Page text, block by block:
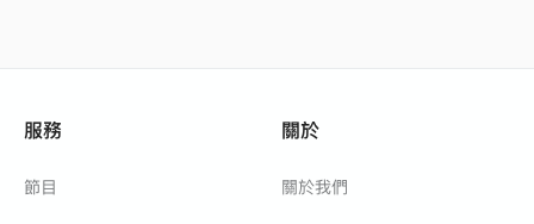
服務
節目
關於
關於我們